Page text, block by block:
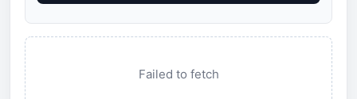
Failed to fetch